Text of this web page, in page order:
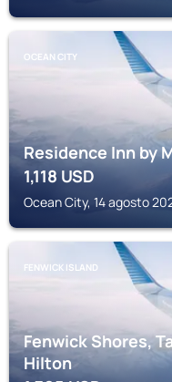
OCEAN CITY
Residence Inn by
1,118USD
Ocean City, 14 agosto
FENWICK ISLAND
Fenwick Shores,
Hilton